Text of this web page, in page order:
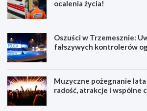
ocalenia życia!
Oszuści w Trzemesznie:
fałszywych kontrolerów
Muzyczne pożegnanie
radość, atrakcje i wspólne